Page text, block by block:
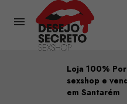

Loja 100%
sexshop e
em Santarém